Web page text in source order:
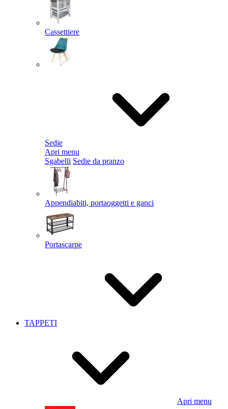
Cassettiere
Sedie
Apri menu
Sgabelli Sedie da pranzo
Appendiabiti, portaoggetti e ganci
Portascarpe
TAPPETI
Apri menu